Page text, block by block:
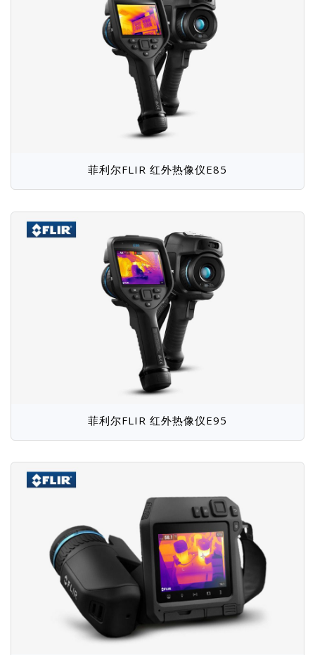
菲利尔FLIR 红外热像仪E85
菲利尔FLIR 红外热像仪E95